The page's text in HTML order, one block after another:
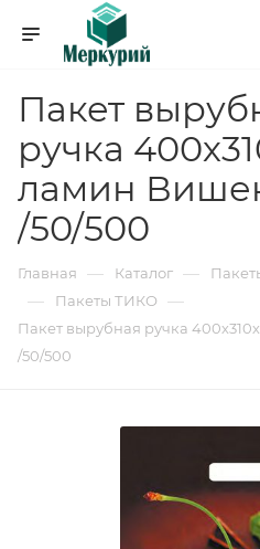
Пакет
ручка
ламин
/50/500
Главная — Каталог —
— Пакеты ТИКО —
Пакет вырубная ручка
/50/500